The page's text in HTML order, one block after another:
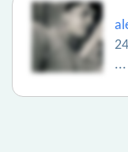
...